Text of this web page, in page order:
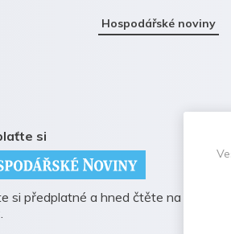
Hospodářské noviny
si
si předplatné a hned čtěte na